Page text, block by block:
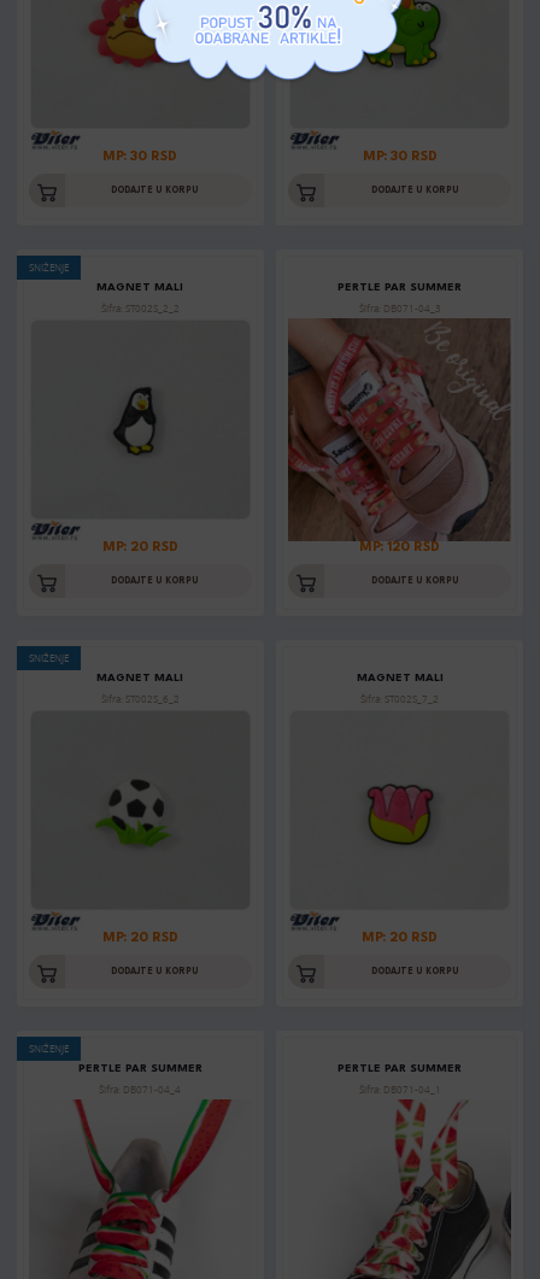
MP: 30 RSD
DODAJTE U KORPU
MP: 30 RSD
DODAJTE U KORPU
SNIŽENJE
MAGNET MALI
Šifra: ST002S_2_2
MP: 20 RSD
DODAJTE U KORPU
PERTLE PAR SUMMER
Šifra: DB071-04_3
MP: 120 RSD
DODAJTE U KORPU
SNIŽENJE
MAGNET MALI
Šifra: ST002S_6_2
MP: 20 RSD
DODAJTE U KORPU
MAGNET MALI
Šifra: ST002S_7_2
MP: 20 RSD
DODAJTE U KORPU
SNIŽENJE
PERTLE PAR SUMMER
Šifra: DB071-04_4
PERTLE PAR SUMMER
Šifra: DB071-04_1